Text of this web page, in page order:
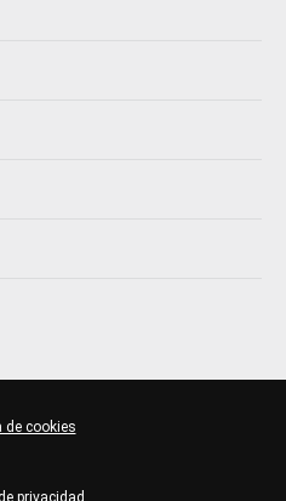
de cookies